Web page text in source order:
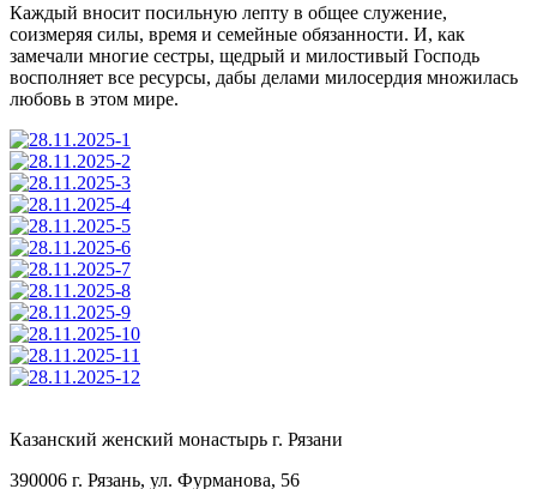
Каждый вносит посильную лепту в общее служение,
соизмеряя силы, время и семейные обязанности. И, как
замечали многие сестры, щедрый и милостивый Господь
восполняет все ресурсы, дабы делами милосердия множилась
любовь в этом мире.
Казанский женский монастырь г. Рязани
390006 г. Рязань, ул. Фурманова, 56